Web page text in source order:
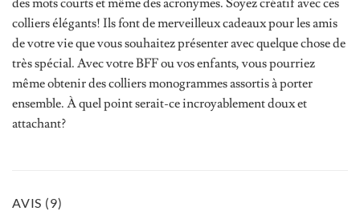
colliers élégants! Ils font de merveilleux cadeaux pour les amis
de votre vie que vous souhaitez présenter avec quelque chose de
très spécial. Avec votre BFF ou vos enfants, vous pourriez
même obtenir des colliers monogrammes assortis à porter
ensemble. À quel point serait-ce incroyablement doux et
attachant?
AVIS (9)